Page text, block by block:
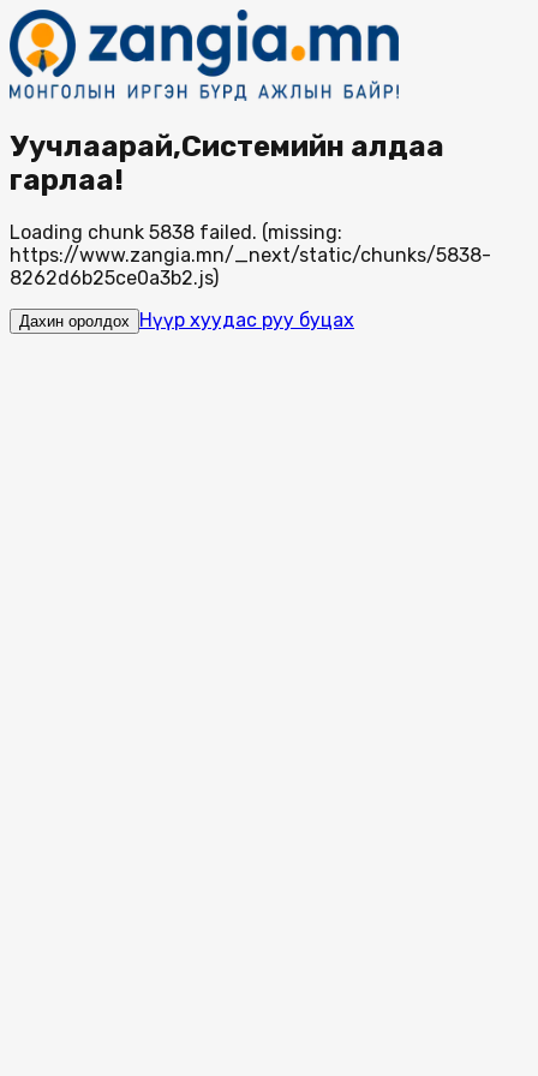
Уучлаарай,Системийн алдаа
гарлаа!
Loading chunk 5838 failed. (missing:
https://www.zangia.mn/_next/static/chunks/5838-
8262d6b25ce0a3b2.js)
Дахин оролдох Нүүр хуудас руу буцах